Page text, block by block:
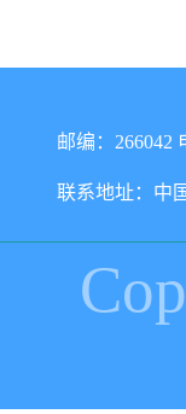
邮编：266042
联系地址：中